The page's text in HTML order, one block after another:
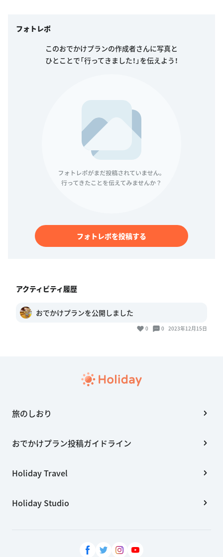
フォトレポ
このおでかけプランの作成者さんに写真と
ひとことで「行ってきました！」を伝えよう！
フォトレポを投稿する
アクティビティ履歴
おでかけプランを公開しました
0 0 2023年12月15日
旅のしおり
おでかけプラン投稿ガイドライン
Holiday Travel
Holiday Studio